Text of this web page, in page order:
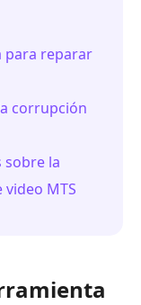
para reparar
corrupción
sobre la
MTS